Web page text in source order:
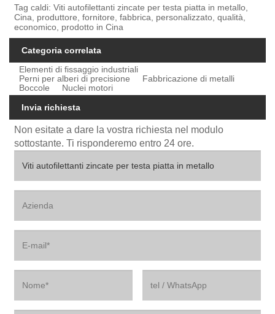
Tag caldi: Viti autofilettanti zincate per testa piatta in metallo,
Cina, produttore, fornitore, fabbrica, personalizzato, qualità,
economico, prodotto in Cina
Categoria correlata
Elementi di fissaggio industriali
Perni per alberi di precisione
Fabbricazione di metalli
Boccole
Nuclei motori
Invia richiesta
Non esitate a dare la vostra richiesta nel modulo
sottostante. Ti risponderemo entro 24 ore.